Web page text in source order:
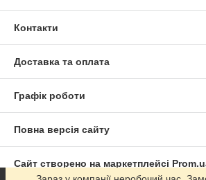
Контакти
Доставка та оплата
Графік роботи
Повна версія сайту
Сайт створено на маркетплейсі